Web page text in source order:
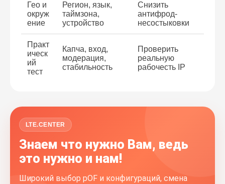
Гео и
окруж
ение
Регион, язык,
таймзона,
устройство
Снизить
антифрод-
несостыковки
Практ
ическ
ий
тест
Капча, вход,
модерация,
стабильность
Проверить
реальную
рабочесть IP
LTE.CENTER
Знаем что нужно Вам, ведь
это нужно и нам!
Широкий выбор pOF и конфигураций, смена